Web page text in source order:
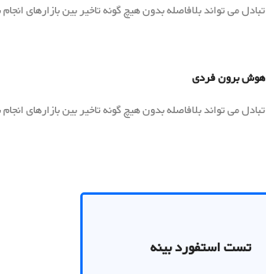
تبادل می تواند بلافاصله بدون هیچ گونه تاخیر بین بازارهای
هوش برون فردی
تبادل می تواند بلافاصله بدون هیچ گونه تاخیر بین بازارهای
تست استفورد بینه